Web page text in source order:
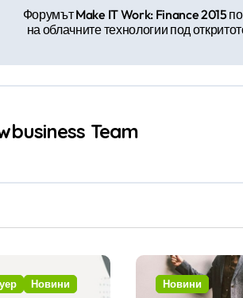
Форумът Make IT Work: Finance 2015
на облачните технологии под
Team
Новини Новини